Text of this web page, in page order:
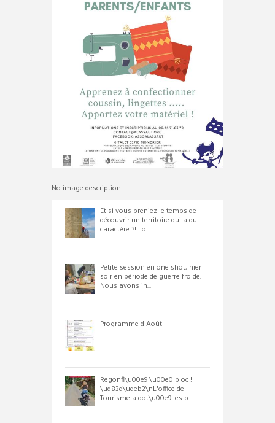
No image description ...
Et si vous preniez le temps de
découvrir un territoire qui a du
caractère ?! Loi...
Petite session en one shot, hier
soir en période de guerre froide.
Nous avons in...
Programme d'Août
Regonfl\u00e9 \u00e0 bloc !
\ud83d\udeb2\nL'office de
Tourisme a dot\u00e9 les p...